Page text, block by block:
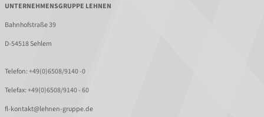
UNTERNEHMENSGRUPPE LEHNEN
Bahnhofstraße 39
D-54518 Sehlem
Telefon:+49(0)6508/9140 -0
Telefax: +49(0)6508/9140 - 60
fl-kontakt@lehnen-gruppe.de